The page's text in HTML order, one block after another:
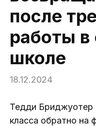
после
работы в
школе
18.12.2024
Тедди Бриджуотер
класса обратно на